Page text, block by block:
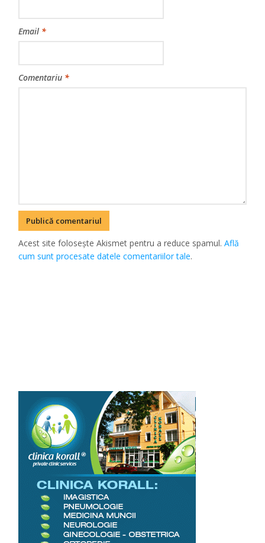
Email *
Comentariu *
Acest site folosește Akismet pentru a reduce spamul.Află
cum sunt procesate datele comentariilor tale.